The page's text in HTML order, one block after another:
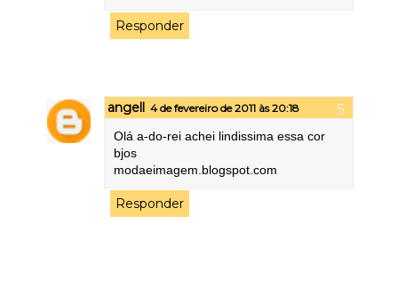
Responder
angell 4 de fevereiro de 2011 às 20:18
Olá a-do-rei achei lindissima essa cor
bjos
modaeimagem.blogspot.com
Responder